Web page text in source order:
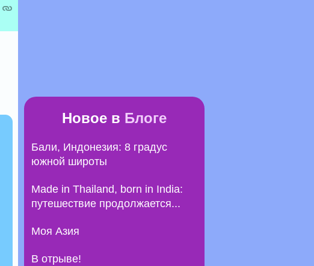
Новое в Блоге
Бали, Индонезия: 8 градус
южной широты
Made in Thailand, born in India:
путешествие продолжается...
Моя Азия
В отрыве!